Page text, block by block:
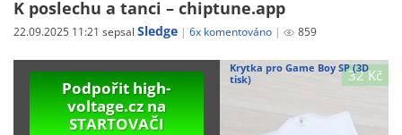
K poslechu a tanci – chiptune.app
22.09.2025 11:21 sepsal Sledge 6x komentováno 859
Podpořit high-
voltage.cz na
STARTOVAČI
32 Kč
Krytka pro Game Boy SP (3D
tisk)